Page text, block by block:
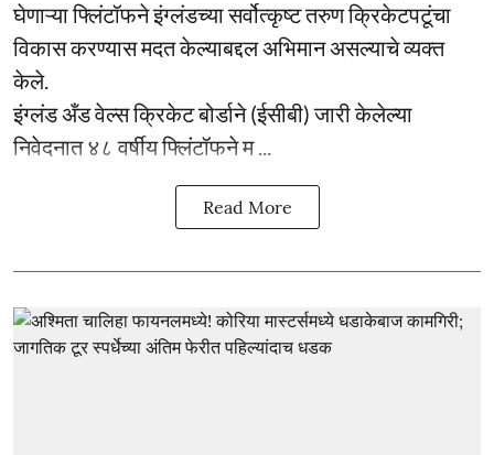
घेणाऱ्या फ्लिंटॉफने इंग्लंडच्या सर्वोत्कृष्ट तरुण क्रिकेटपटूंचा
विकास करण्यास मदत केल्याबद्दल अभिमान असल्याचे व्यक्त
केले.
इंग्लंड अँड वेल्स क्रिकेट बोर्डाने (ईसीबी) जारी केलेल्या
निवेदनात ४८ वर्षीय फ्लिंटॉफने म ...
Read More